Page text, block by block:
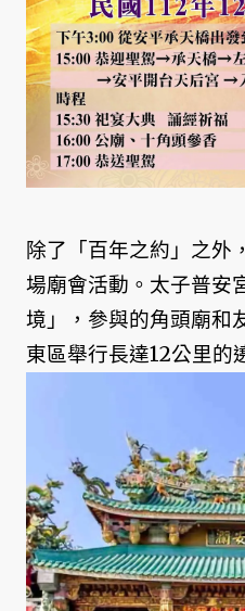
除了「百年之約」之外
場廟會活動。太子普安
境」，參與的角頭廟和
東區舉行長達12公里的